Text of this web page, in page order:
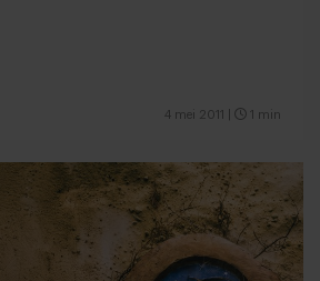
4 mei 2011 1 min